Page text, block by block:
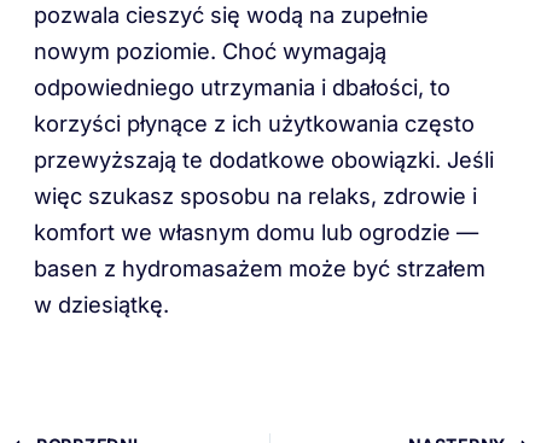
pozwala cieszyć się wodą na zupełnie
nowym poziomie. Choć wymagają
odpowiedniego utrzymania i dbałości, to
korzyści płynące z ich użytkowania często
przewyższają te dodatkowe obowiązki. Jeśli
więc szukasz sposobu na relaks, zdrowie i
komfort we własnym domu lub ogrodzie —
basen z hydromasażem może być strzałem
w dziesiątkę.